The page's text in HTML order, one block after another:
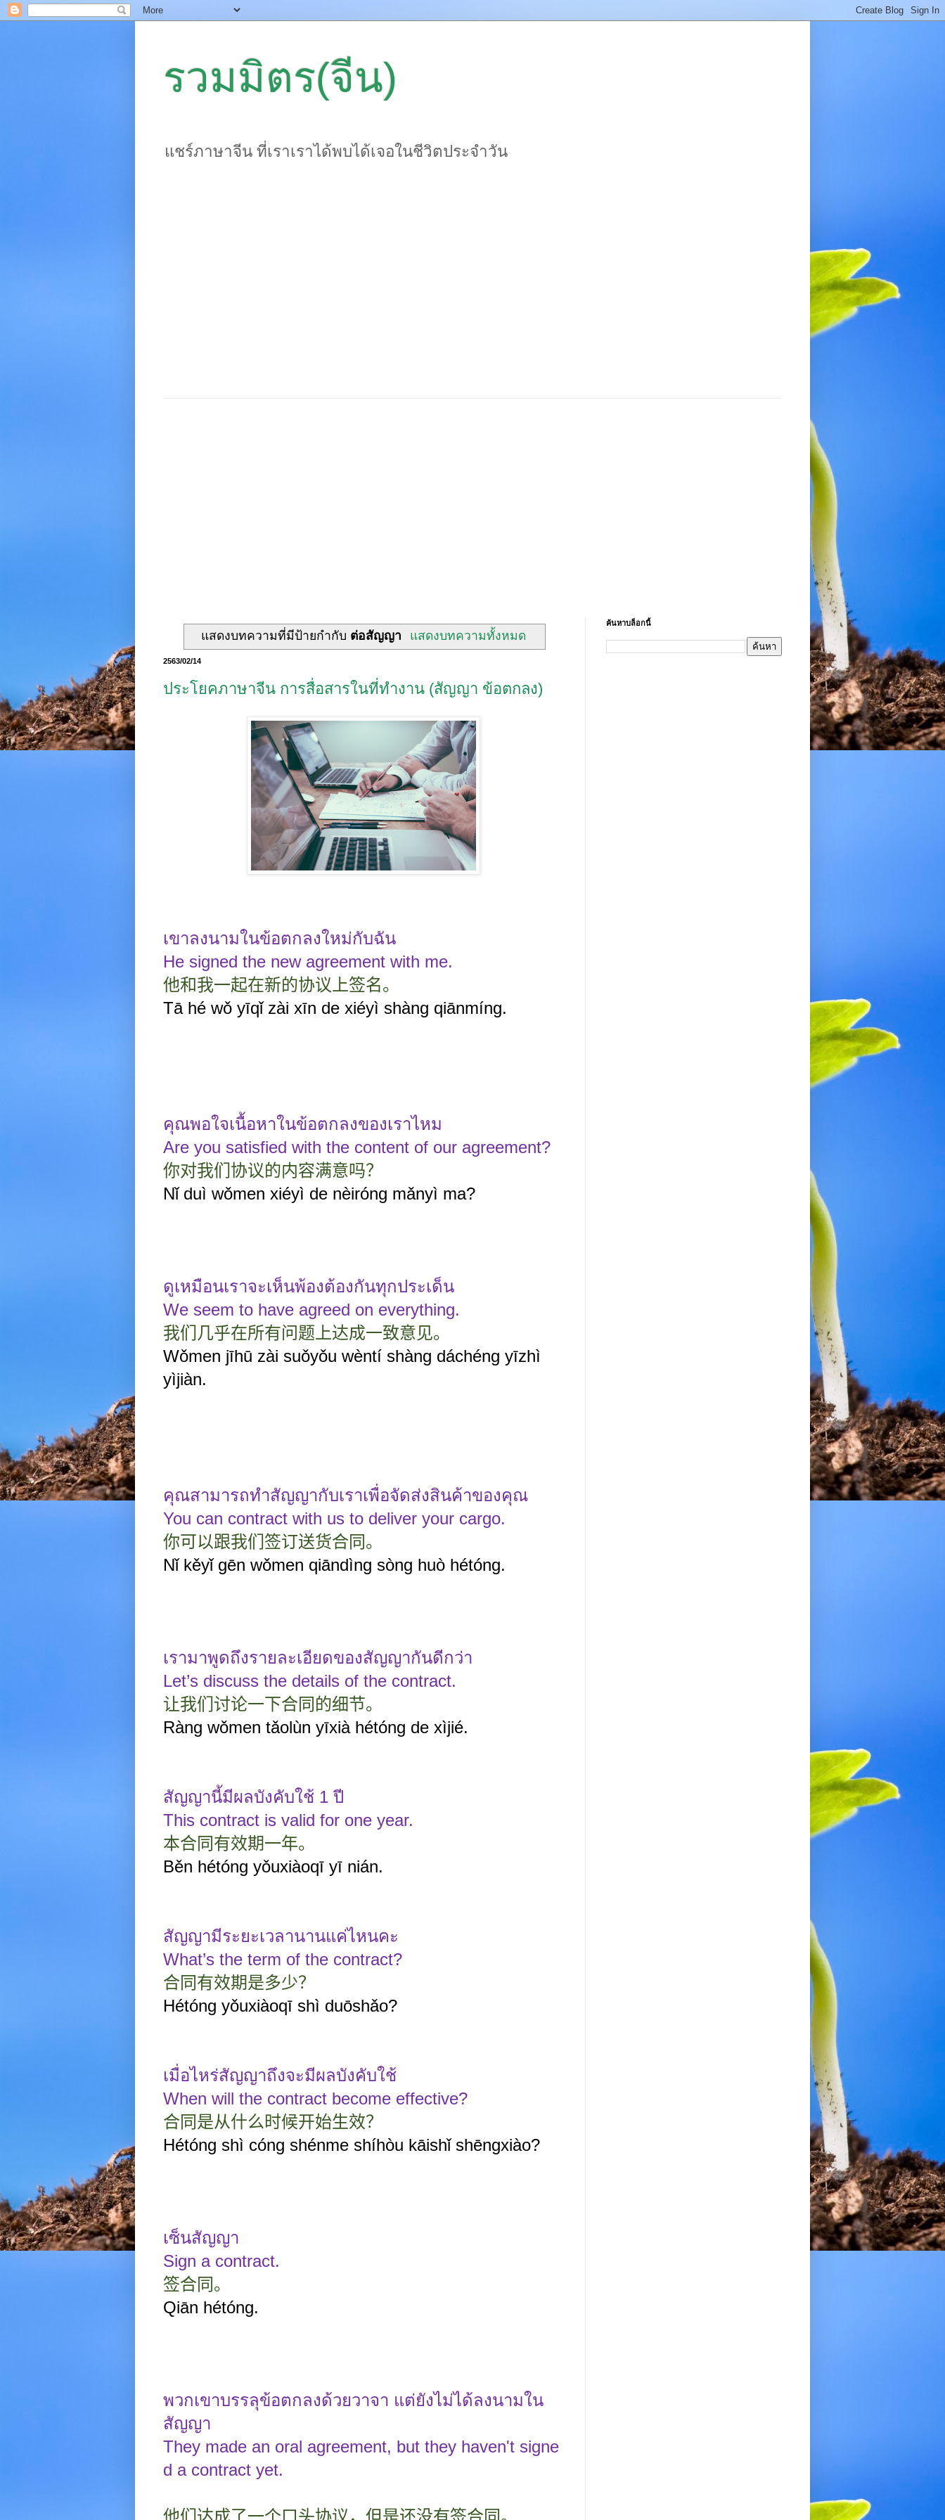
รวมมิตร(จีน)
แชร์ภาษาจีน ที่เราเราได้พบได้เจอในชีวิตประจำวัน
แสดงบทความที่มีป้ายกำกับ ต่อสัญญา แสดงบทความทั้งหมด
2563/02/14
ประโยคภาษาจีน การสื่อสารในที่ทำงาน (สัญญา ข้อตกลง)
เขาลงนามในข้อตกลงใหม่กับฉัน
He signed the new agreement with me.
他和我一起在新的协议上签名。
Tā hé wǒ yīqǐ zài xīn de xiéyì shàng qiānmíng.
คุณพอใจเนื้อหาในข้อตกลงของเราไหม
Are you satisfied with the content of our agreement?
你对我们协议的内容满意吗？
Nǐ duì wǒmen xiéyì de nèiróng mǎnyì ma?
ดูเหมือนเราจะเห็นพ้องต้องกันทุกประเด็น
We seem to have agreed on everything.
我们几乎在所有问题上达成一致意见。
Wǒmen jīhū zài suǒyǒu wèntí shàng dáchéng yīzhì
yìjiàn.
คุณสามารถทำสัญญากับเราเพื่อจัดส่งสินค้าของคุณ
You can contract with us to deliver your cargo.
你可以跟我们签订送货合同。
Nǐ kěyǐ gēn wǒmen qiāndìng sòng huò hétóng.
เรามาพูดถึงรายละเอียดของสัญญากันดีกว่า
Let’s discuss the details of the contract.
让我们讨论一下合同的细节。
Ràng wǒmen tǎolùn yīxià hétóng de xìjié.
สัญญานี้มีผลบังคับใช้ 1 ปี
This contract is valid for one year.
本合同有效期一年。
Běn hétóng yǒuxiàoqī yī nián.
สัญญามีระยะเวลานานแค่ไหนคะ
What’s the term of the contract?
合同有效期是多少？
Hétóng yǒuxiàoqī shì duōshǎo?
เมื่อไหร่สัญญาถึงจะมีผลบังคับใช้
When will the contract become effective?
合同是从什么时候开始生效？
Hétóng shì cóng shénme shíhòu kāishǐ shēngxiào?
เซ็นสัญญา
Sign a contract.
签合同。
Qiān hétóng.
พวกเขาบรรลุข้อตกลงด้วยวาจา แต่ยังไม่ได้ลงนามใน
สัญญา
They made an oral agreement, but they haven't signe
d a contract yet.
他们达成了一个口头协议，但是还没有签合同。
ค้นหาบล็อกนี้